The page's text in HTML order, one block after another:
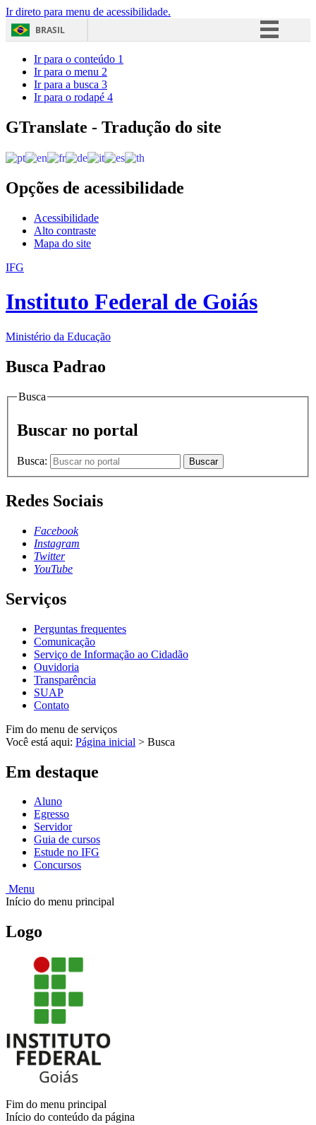
Ir direto para menu de acessibilidade.
BRASIL
Acesso à informação
Ir para o conteúdo 1
Ir para o menu 2
Ir para a busca 3
Ir para o rodapé 4
GTranslate - Tradução do site
Opções de acessibilidade
Acessibilidade
Alto contraste
Mapa do site
IFG
Instituto Federal de Goiás
Ministério da Educação
Busca Padrao
Busca
Buscar no portal
Busca: Buscar
Redes Sociais
Facebook
Instagram
Twitter
YouTube
Serviços
Perguntas frequentes
Comunicação
Serviço de Informação ao Cidadão
Ouvidoria
Transparência
SUAP
Contato
Fim do menu de serviços
Você está aqui: Página inicial > Busca
Em destaque
Aluno
Egresso
Servidor
Guia de cursos
Estude no IFG
Concursos
Menu
Início do menu principal
Logo
Fim do menu principal
Início do conteúdo da página